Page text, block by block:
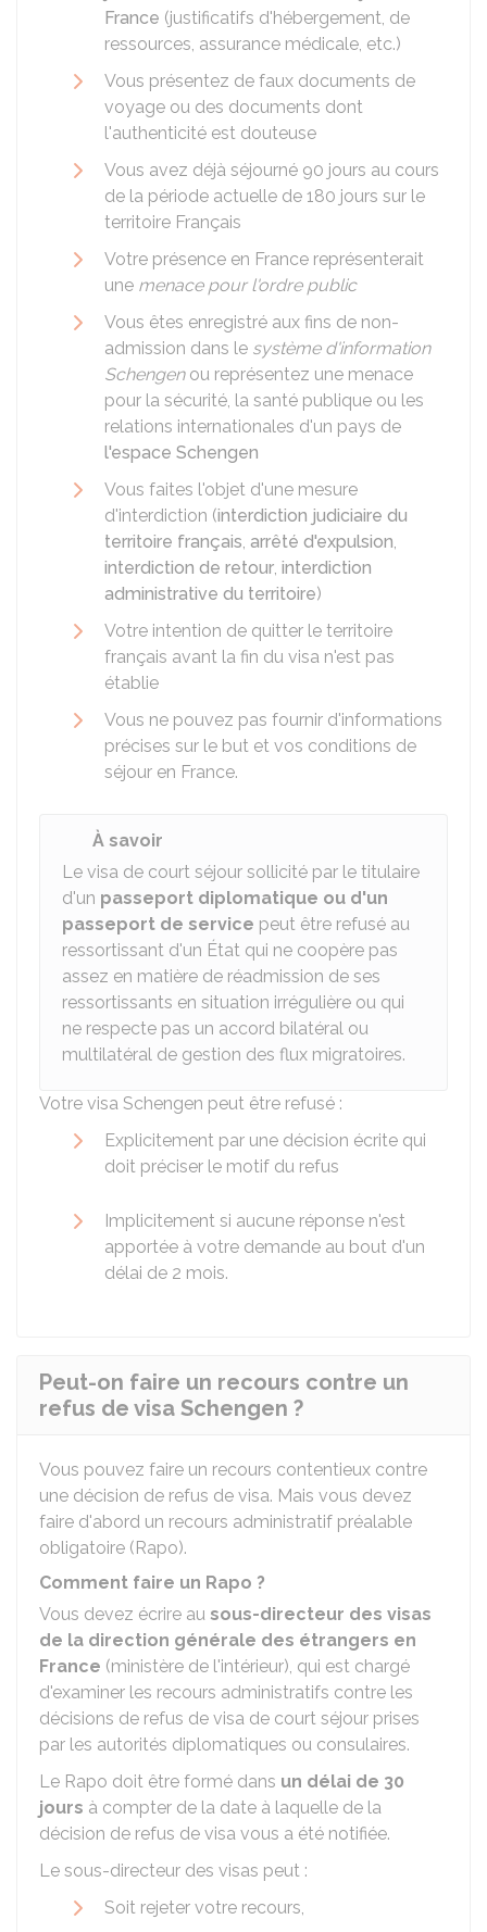
France (justificatifs d'hébergement, de
ressources, assurance médicale, etc.)
Vous présentez de faux documents de
voyage ou des documents dont
l'authenticité est douteuse
Vous avez déjà séjourné 90 jours au cours
de la période actuelle de 180 jours sur le
territoire Français
Votre présence en France représenterait
une menace pour l'ordre public
Vous êtes enregistré aux fins de non-
admission dans le système d'information
Schengenou représentez une menace
pour la sécurité, la santé publique ou les
relations internationales d'un pays de
l'espace Schengen
Vous faites l'objet d'une mesure
d'interdiction (interdiction judiciaire du
territoire français, arrêté d'expulsion,
interdiction de retour, interdiction
administrative du territoire)
Votre intention de quitter le territoire
français avant la fin du visa n'est pas
établie
Vous ne pouvez pas fournir d'informations
précises sur le but et vos conditions de
séjour en France.
À savoir
Le visa de court séjour sollicité par le titulaire
d'un passeport diplomatique ou d'un
passeport de service peut être refusé au
ressortissant d'un État qui ne coopère pas
assez en matière de réadmission de ses
ressortissants en situation irrégulière ou qui
ne respecte pas un accord bilatéral ou
multilatéral de gestion des flux migratoires.
Votre visa Schengen peut être refusé :
Explicitement par une décision écrite qui
doit préciser le motif du refus
Implicitement si aucune réponse n'est
apportée à votre demande au bout d'un
délai de 2 mois.
Peut-on faire un recours contre un
refus de visa Schengen ?
Vous pouvez faire un recours contentieux contre
une décision de refus de visa. Mais vous devez
faire d'abord un recours administratif préalable
obligatoire (Rapo).
Comment faire un Rapo ?
Vous devez écrire au sous-directeur des visas
de la direction générale des étrangers en
France (ministère de l'intérieur), qui est chargé
d'examiner les recours administratifs contre les
décisions de refus de visa de court séjour prises
par les autorités diplomatiques ou consulaires.
Le Rapo doit être formé dans un délai de 30
jours à compter de la date à laquelle de la
décision de refus de visa vous a été notifiée.
Le sous-directeur des visas peut :
Soit rejeter votre recours,